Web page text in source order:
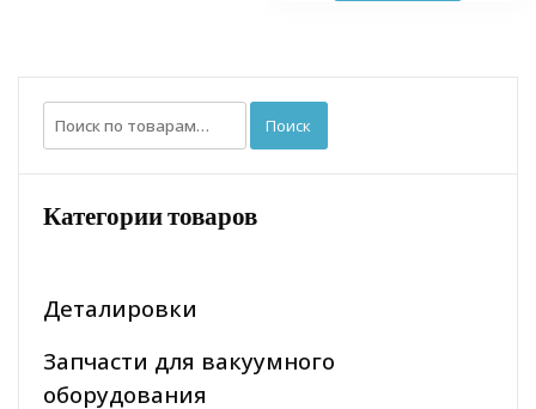
Искать: Поиск
Категории товаров
Деталировки
Запчасти для вакуумного
оборудования